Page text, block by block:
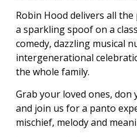
Robin Hood delivers all
a sparkling spoof on a
comedy, dazzling musical
intergenerational
the whole family.
Grab your loved ones,
and join us for a panto
mischief, melody and